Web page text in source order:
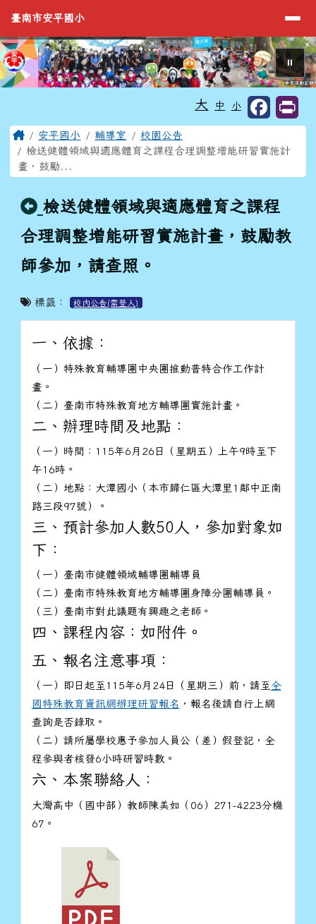
臺南市安平國小
導覽列
臺南市安平國小
⏸
大 中 小
主內容區域
Home安平國小 輔導室
校園公告
檢送健體領域與適應體育之課程合理調整增能研習實施計
畫，鼓勵...
回上頁
檢送健體領域與適應體育之課程
合理調整增能研習實施計畫，鼓勵教
師參加，請查照。
標籤： 校內公告(需登入)
一、依據：
（一）特殊教育輔導團中央團推動普特合作工作計
畫。
（二）臺南市特殊教育地方輔導團實施計畫。
二、辦理時間及地點：
（一）時間：115年6月26日（星期五）上午9時至下
午16時。
（二）地點：大潭國小（本市歸仁區大潭里1鄰中正南
路三段97號）。
三、預計參加人數50人，參加對象如
下：
（一）臺南市健體領域輔導團輔導員
（二）臺南市特殊教育地方輔導團身障分團輔導員。
（三）臺南市對此議題有興趣之老師。
四、課程內容：如附件。
五、報名注意事項：
（一）即日起至115年6月24日（星期三）前，請至 全
國特殊教育資訊網辦理研習報名 ，報名後請自行上網
查詢是否錄取。
（二）請所屬學校惠予參加人員公（差）假登記，全
程參與者核發6小時研習時數。
六、本案聯絡人：
大灣高中（國中部）教師陳美如（06）271-4223分機
67。
頁尾區域